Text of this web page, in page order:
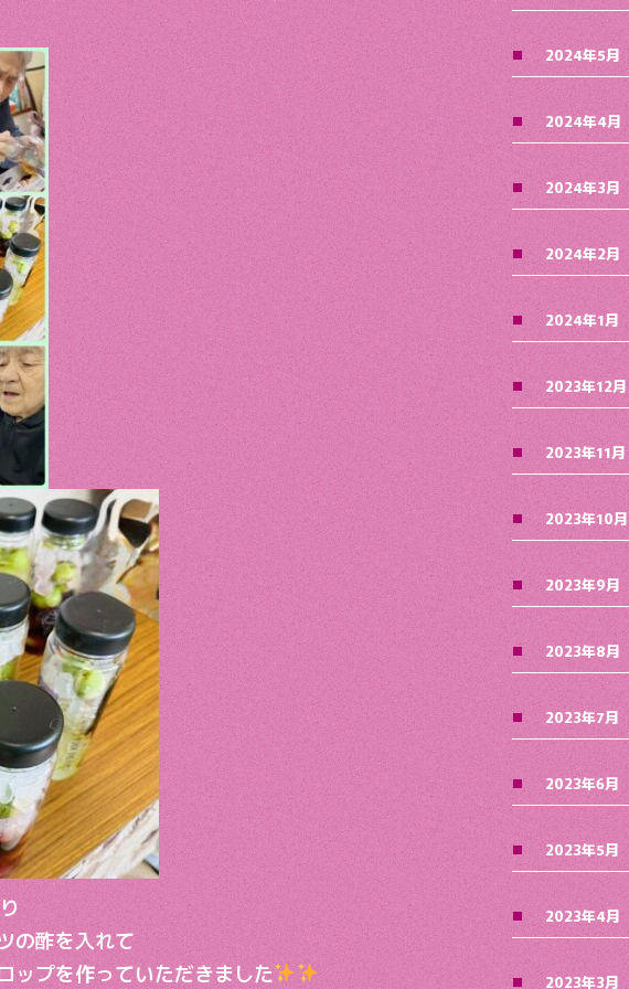
の酢を入れて
ップを作っていただきました
2024年5月
2024年4月
2024年3月
2024年2月
2024年1月
2023年12月
2023年11月
2023年10月
2023年9月
2023年8月
2023年7月
2023年6月
2023年5月
2023年4月
2023年3月